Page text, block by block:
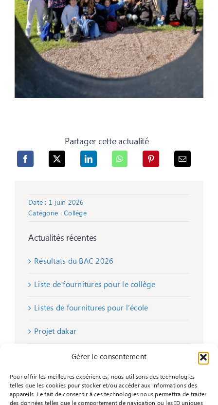
Gérer le consentement
Pour offrir les meilleures expériences, nous utilisons des technologies
telles que les cookies pour stocker et/ou accéder aux informations des
appareils. Le fait de consentir à ces technologies nous permettra de traiter
Partager cette actualité
Date : 1 juin 2026
Catégorie :Collège
Actualités récentes
Résultats du BAC 2026
Liste de fournitures pour le collège
Listes de fournitures pour l’école
Projet dakar
Remise de chèques